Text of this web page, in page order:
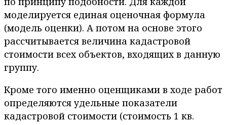
моделируется единая оценочная формула
(модель оценки). А потом на основе этого
рассчитывается величина кадастровой
стоимости всех объектов, входящих в данную
группу.
Кроме того именно оценщиками в ходе работ
определяются удельные показатели
кадастровой стоимости (стоимость 1 кв.